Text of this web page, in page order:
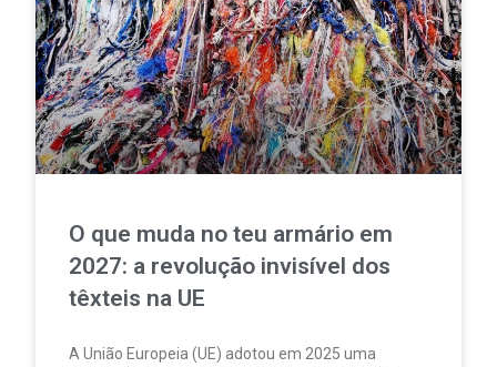
O que muda no teu armário em
2027: a revolução invisível dos
têxteis na UE
A União Europeia (UE) adotou em 2025 uma